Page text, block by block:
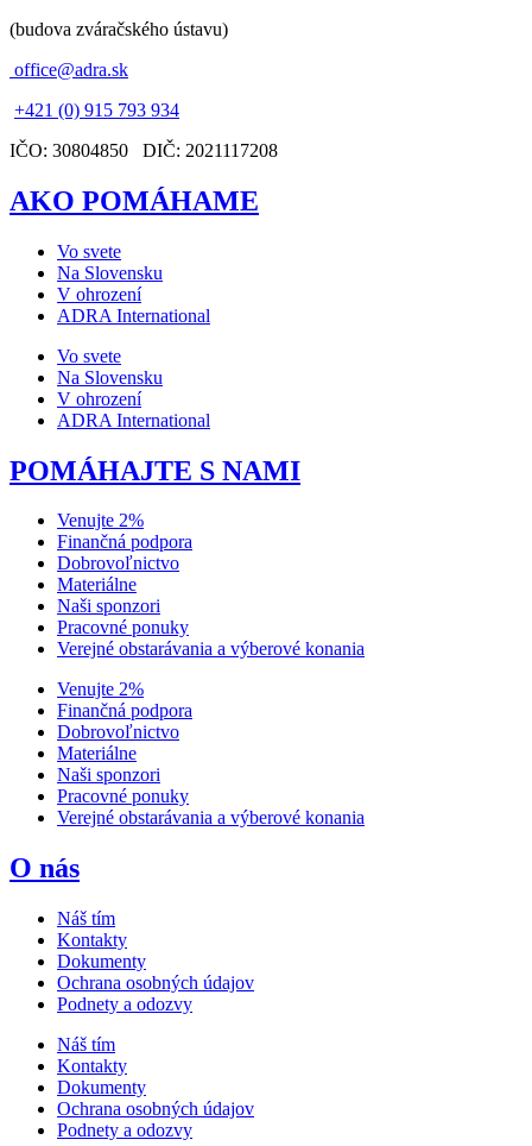
(budova zváračského ústavu)
office@adra.sk
+421 (0) 915 793 934
IČO: 30804850 DIČ: 2021117208
AKO POMÁHAME
Vo svete
Na Slovensku
V ohrození
ADRA International
Vo svete
Na Slovensku
V ohrození
ADRA International
POMÁHAJTE S NAMI
Venujte 2%
Finančná podpora
Dobrovoľnictvo
Materiálne
Naši sponzori
Pracovné ponuky
Verejné obstarávania a výberové konania
Venujte 2%
Finančná podpora
Dobrovoľnictvo
Materiálne
Naši sponzori
Pracovné ponuky
Verejné obstarávania a výberové konania
O nás
Náš tím
Kontakty
Dokumenty
Ochrana osobných údajov
Podnety a odozvy
Náš tím
Kontakty
Dokumenty
Ochrana osobných údajov
Podnety a odozvy